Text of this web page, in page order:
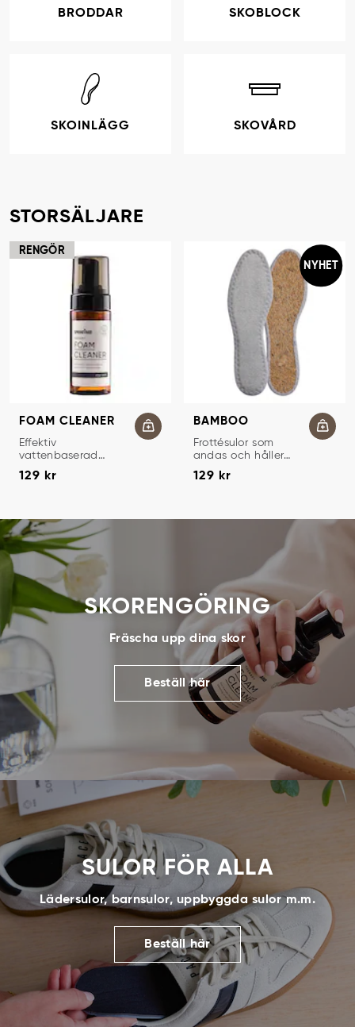
BRODDAR SKOBLOCK
SKOINLÄGG SKOVÅRD
STORSÄLJARE
RENGÖR
FOAM CLEANER
SKUMRENGÖRING
Effektiv
vattenbaserad
Pris :
129 kr
NYHET
BAMBOO
HYGIENSULOR
Frottésulor som
andas och håller
fräscha.
Pris :
129 kr
SKORENGÖRING
Fräscha upp dina skor
Beställ här
SULOR FÖR ALLA
Lädersulor, barnsulor, uppbyggda sulor m.m.
Beställ här